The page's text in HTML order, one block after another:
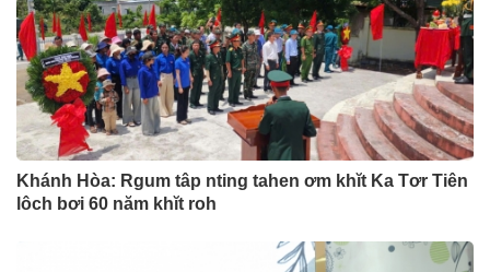
Khánh Hòa: Rgum tâp nting tahen ơm khĭt Ka Tơr Tiên
lôch bơi 60 năm khĭt roh